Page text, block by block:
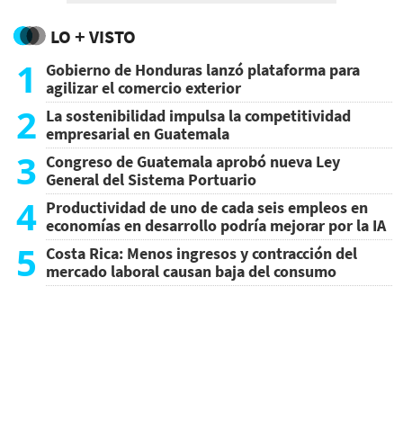
LO + VISTO
1
Gobierno de Honduras lanzó plataforma para
agilizar el comercio exterior
2 La sostenibilidad impulsa la competitividad
empresarial en Guatemala
3 Congreso de Guatemala aprobó nueva Ley
General del Sistema Portuario
4 Productividad de uno de cada seis empleos en
economías en desarrollo podría mejorar por la IA
5 Costa Rica: Menos ingresos y contracción del
mercado laboral causan baja del consumo